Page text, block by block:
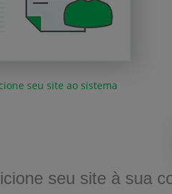
seu site ao sistema
seu site à sua